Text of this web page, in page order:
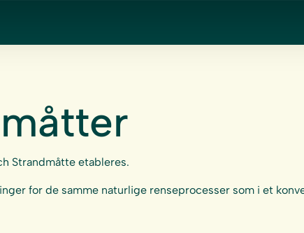
Strandmåtte etableres.
for de samme naturlige renseprocesser som i et